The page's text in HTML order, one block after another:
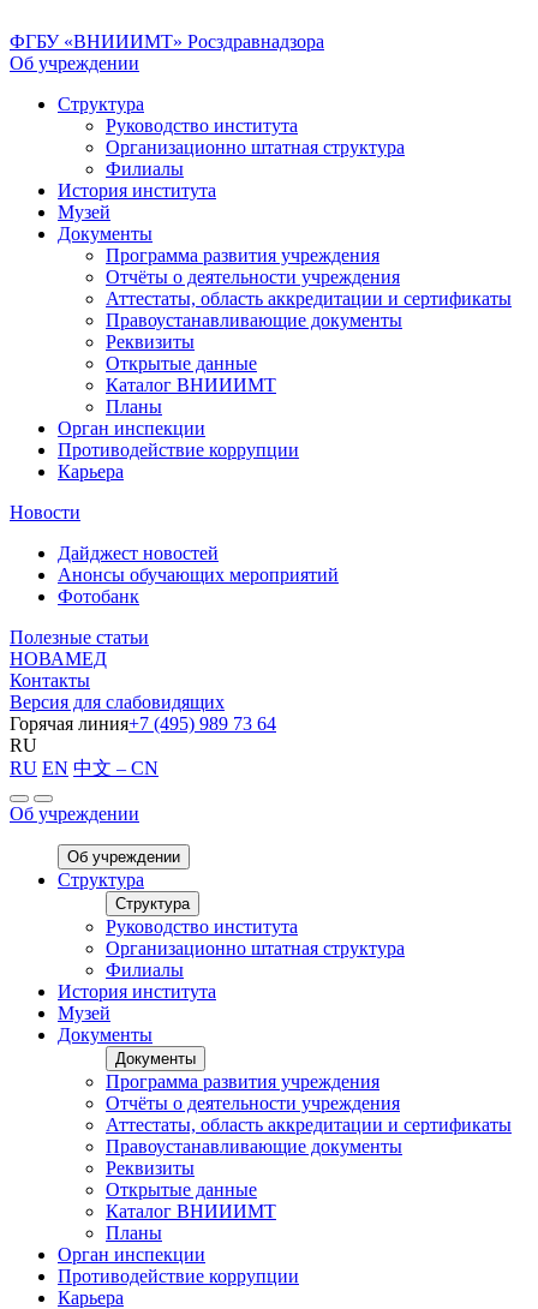
ФГБУ «ВНИИИМТ» Росздравнадзора
Об учреждении
Структура
Руководство института
Организационно штатная структура
Филиалы
История института
Музей
Документы
Программа развития учреждения
Отчёты о деятельности учреждения
Аттестаты, область аккредитации и сертификаты
Правоустанавливающие документы
Реквизиты
Открытые данные
Каталог ВНИИИМТ
Планы
Орган инспекции
Противодействие коррупции
Карьера
Новости
Дайджест новостей
Анонсы обучающих мероприятий
Фотобанк
Полезные статьи
НОВАМЕД
Контакты
Версия для слабовидящих
Горячая линия+7 (495) 989 73 64
RU
RU EN 中文 – CN
Об учреждении
Об учреждении
Структура
Структура
Руководство института
Организационно штатная структура
Филиалы
История института
Музей
Документы
Документы
Программа развития учреждения
Отчёты о деятельности учреждения
Аттестаты, область аккредитации и сертификаты
Правоустанавливающие документы
Реквизиты
Открытые данные
Каталог ВНИИИМТ
Планы
Орган инспекции
Противодействие коррупции
Карьера